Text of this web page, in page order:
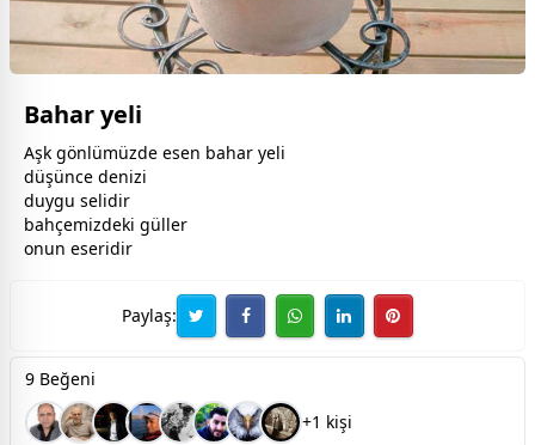
Bahar yeli
Aşk gönlümüzde esen bahar yeli
düşünce denizi
duygu selidir
bahçemizdeki güller
onun eseridir
Paylaş:
9 Beğeni
+1 kişi